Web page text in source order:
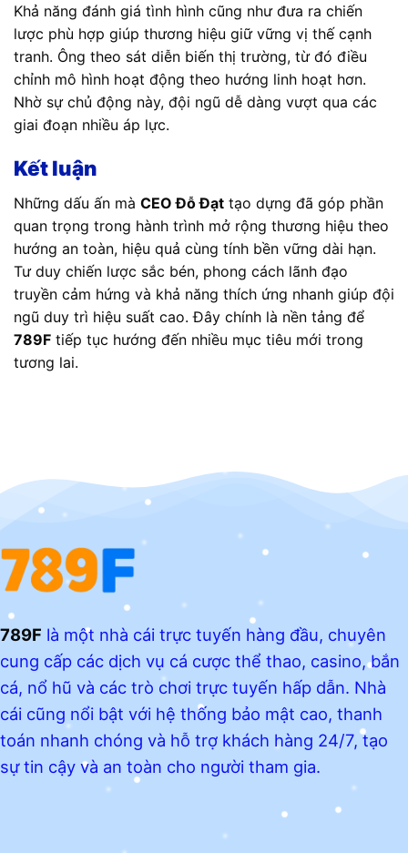
Khả năng đánh giá tình hình cũng như đưa ra chiến
lược phù hợp giúp thương hiệu giữ vững vị thế cạnh
tranh. Ông theo sát diễn biến thị trường, từ đó điều
chỉnh mô hình hoạt động theo hướng linh hoạt hơn.
Nhờ sự chủ động này, đội ngũ dễ dàng vượt qua các
giai đoạn nhiều áp lực.
Kết luận
Những dấu ấn mà CEO Đỗ Đạt tạo dựng đã góp phần
quan trọng trong hành trình mở rộng thương hiệu theo
hướng an toàn, hiệu quả cùng tính bền vững dài hạn.
Tư duy chiến lược sắc bén, phong cách lãnh đạo
truyền cảm hứng và khả năng thích ứng nhanh giúp đội
ngũ duy trì hiệu suất cao. Đây chính là nền tảng để
789F tiếp tục hướng đến nhiều mục tiêu mới trong
tương lai.
789F là một nhà cái trực tuyến hàng đầu, chuyên
cung cấp các dịch vụ cá cược thể thao, casino, bắn
cá, nổ hũ và các trò chơi trực tuyến hấp dẫn. Nhà
cái cũng nổi bật với hệ thống bảo mật cao, thanh
toán nhanh chóng và hỗ trợ khách hàng 24/7, tạo
sự tin cậy và an toàn cho người tham gia.